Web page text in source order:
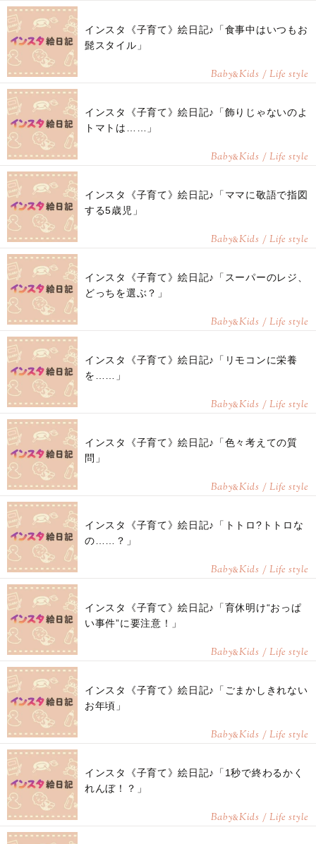
インスタ《子育て》絵日記♪「食事中はいつもお
髭スタイル」
Baby&Kids / Life style
インスタ《子育て》絵日記♪「飾りじゃないのよ
トマトは……」
Baby&Kids / Life style
インスタ《子育て》絵日記♪「ママに敬語で指図
する5歳児」
Baby&Kids / Life style
インスタ《子育て》絵日記♪「スーパーのレジ、
どっちを選ぶ？」
Baby&Kids / Life style
インスタ《子育て》絵日記♪「リモコンに栄養
を……」
Baby&Kids / Life style
インスタ《子育て》絵日記♪「色々考えての質
問」
Baby&Kids / Life style
インスタ《子育て》絵日記♪「トトロ?トトロな
の……？」
Baby&Kids / Life style
インスタ《子育て》絵日記♪「育休明け“おっぱ
い事件”に要注意！」
Baby&Kids / Life style
インスタ《子育て》絵日記♪「ごまかしきれない
お年頃」
Baby&Kids / Life style
インスタ《子育て》絵日記♪「1秒で終わるかく
れんぼ！？」
Baby&Kids / Life style